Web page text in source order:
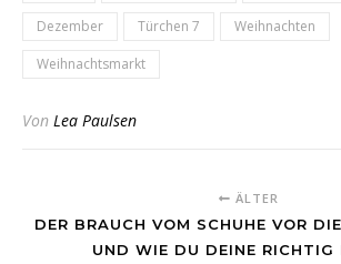
Dezember
Türchen 7
Weihnachten
Weihnachtsmarkt
Von Lea Paulsen
ÄLTER
DER BRAUCH VOM SCHUHE VOR
UND WIE DU DEINE RICHTIG